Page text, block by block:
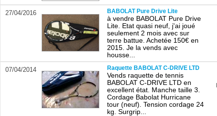
27/04/2016 BABOLAT Pure Drive Lite
à vendre BABOLAT Pure Drive
Lite. Etat quasi neuf, j'ai joué
seulement 2 mois avec sur
terre battue. Achetée 150€ en
2015. Je la vends avec
housse...
07/04/2014 Raquette BABOLAT C-DRIVE LTD
Vends raquette de tennis
BABOLAT C-DRIVE LTD en
excellent état. Manche taille 3.
Cordage Babolat Hurricane
tour (neuf). Tension cordage 24
kg. Surgrip...